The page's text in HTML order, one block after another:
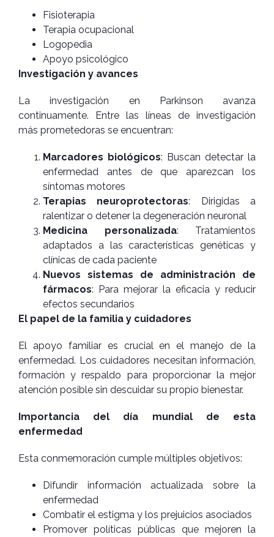
Fisioterapia
Terapia ocupacional
Logopedia
Apoyo psicológico
Investigación y avances
La investigación en Parkinson avanza
continuamente. Entre las líneas de investigación
más prometedoras se encuentran:
Marcadores biológicos: Buscan detectar la
enfermedad antes de que aparezcan los
síntomas motores
Terapias neuroprotectoras: Dirigidas a
ralentizar o detener la degeneración neuronal
Medicina personalizada: Tratamientos
adaptados a las características genéticas y
clínicas de cada paciente
Nuevos sistemas de administración de
fármacos: Para mejorar la eficacia y reducir
efectos secundarios
El papel de la familia y cuidadores
El apoyo familiar es crucial en el manejo de la
enfermedad. Los cuidadores necesitan información,
formación y respaldo para proporcionar la mejor
atención posible sin descuidar su propio bienestar.
Importancia del día mundial de esta
enfermedad
Esta conmemoración cumple múltiples objetivos:
Difundir información actualizada sobre la
enfermedad
Combatir el estigma y los prejuicios asociados
Promover políticas públicas que mejoren la